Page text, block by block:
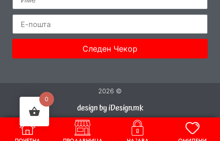
Следен Чекор
2026 ©
design by iDesign.mk
0